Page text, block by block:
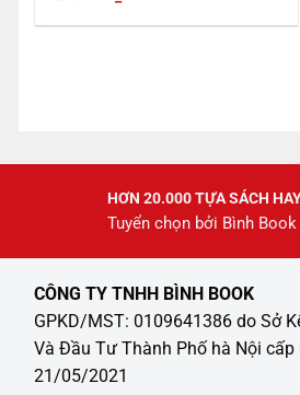
HƠN 20.000 TỰA SÁCH
Tuyển chọn bởi Bình Book
CÔNG TY TNHH BÌNH BOOK
GPKD/MST: 0109641386 do Sở
Và Đầu Tư Thành Phố hà Nội cấp
21/05/2021